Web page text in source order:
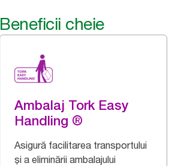
Beneficii cheie
Ambalaj Tork Easy
Handling ®
Asigură facilitarea transportului
și a eliminării ambalajului